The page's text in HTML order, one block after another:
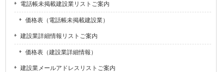
電話帳未掲載建設業リストご案内
価格表（電話帳未掲載建設業）
建設業詳細情報リストご案内
価格表（建設業詳細情報）
建設業メールアドレスリストご案内